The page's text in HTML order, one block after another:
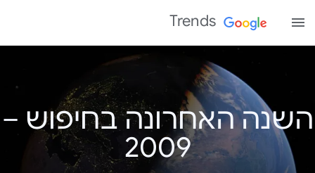
Trends
השנה האחרונה בחיפוש –
‏2009